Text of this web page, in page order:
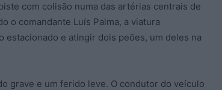
com colisão numa das artérias centrais de
o comandante Luís Palma, a viatura
estacionado e atingir dois peões, um deles na
grave e um ferido leve. O condutor do veículo